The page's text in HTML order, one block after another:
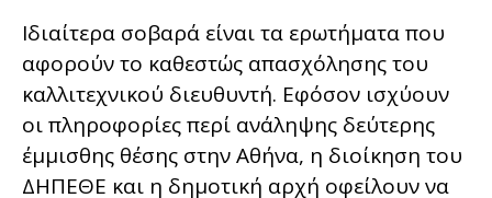
Ιδιαίτερα σοβαρά είναι τα ερωτήματα που
αφορούν το καθεστώς απασχόλησης του
καλλιτεχνικού διευθυντή. Εφόσον ισχύουν
οι πληροφορίες περί ανάληψης δεύτερης
έμμισθης θέσης στην Αθήνα, η διοίκηση του
ΔΗΠΕΘΕ και η δημοτική αρχή οφείλουν να